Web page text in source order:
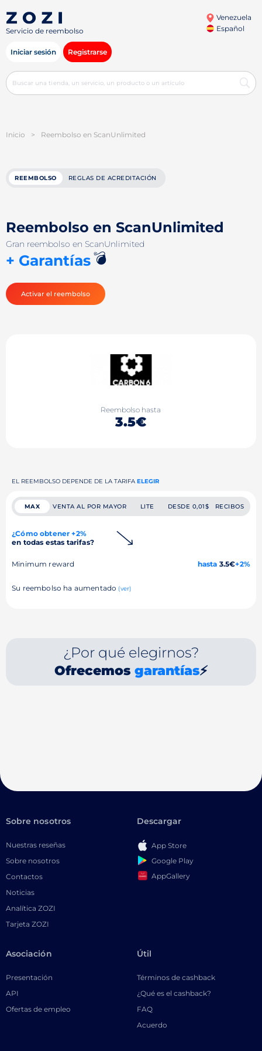
Servicio de reembolso
Venezuela
Español
Iniciar sesión Registrarse
Inicio > Reembolso en ScanUnlimited
REEMBOLSO REGLAS DE ACREDITACIÓN
Reembolso en ScanUnlimited
Gran reembolso en ScanUnlimited
+ Garantías💣
Activar el reembolso
Reembolso hasta
3.5€
EL REEMBOLSO DEPENDE DE LA TARIFA ELEGIR
MAX VENTA AL POR MAYOR LITE DESDE 0,01$ RECIBOS
¿Cómo obtener +2%
en todas estas tarifas?
Minimum reward hasta 3.5€+2%
Su reembolso ha aumentado (ver)
¿Por qué elegirnos?
Ofrecemos garantías⚡
Sobre nosotros
Nuestras reseñas
Sobre nosotros
Contactos
Noticias
Analítica ZOZI
Tarjeta ZOZI
Descargar
App Store
Google Play
AppGallery
Asociación
Presentación
API
Ofertas de empleo
Útil
Términos de cashback
¿Qué es el cashback?
FAQ
Acuerdo